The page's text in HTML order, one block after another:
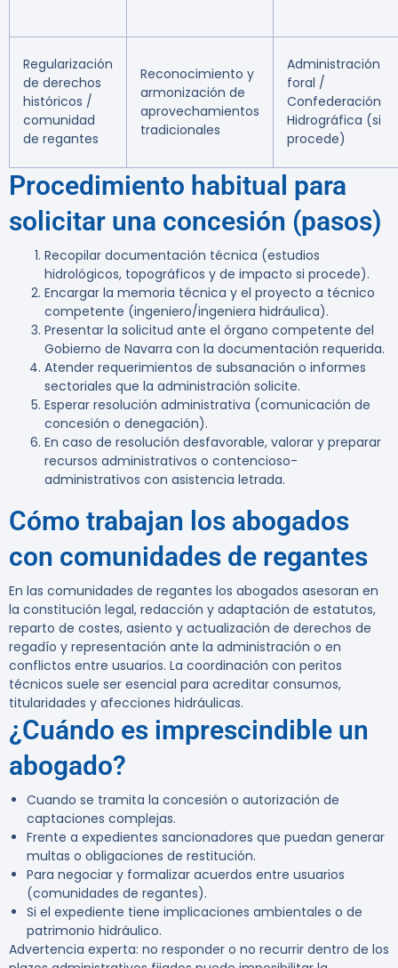
Regularización
de derechos
históricos /
comunidad
de regantes
Reconocimiento y
armonización de
aprovechamientos
tradicionales
Administración
foral /
Confederación
Hidrográfica (si
procede)
Procedimiento habitual para
solicitar una concesión (pasos)
Recopilar documentación técnica (estudios
hidrológicos, topográficos y de impacto si procede).
Encargar la memoria técnica y el proyecto a técnico
competente (ingeniero/ingeniera hidráulica).
Presentar la solicitud ante el órgano competente del
Gobierno de Navarra con la documentación requerida.
Atender requerimientos de subsanación o informes
sectoriales que la administración solicite.
Esperar resolución administrativa (comunicación de
concesión o denegación).
En caso de resolución desfavorable, valorar y preparar
recursos administrativos o contencioso-
administrativos con asistencia letrada.
Cómo trabajan los abogados
con comunidades de regantes
En las comunidades de regantes los abogados asesoran en
la constitución legal, redacción y adaptación de estatutos,
reparto de costes, asiento y actualización de derechos de
regadío y representación ante la administración o en
conflictos entre usuarios. La coordinación con peritos
técnicos suele ser esencial para acreditar consumos,
titularidades y afecciones hidráulicas.
¿Cuándo es imprescindible un
abogado?
Cuando se tramita la concesión o autorización de
captaciones complejas.
Frente a expedientes sancionadores que puedan generar
multas o obligaciones de restitución.
Para negociar y formalizar acuerdos entre usuarios
(comunidades de regantes).
Si el expediente tiene implicaciones ambientales o de
patrimonio hidráulico.
Advertencia experta: no responder o no recurrir dentro de los